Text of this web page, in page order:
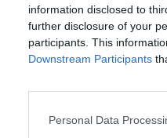
information disclosed to
further disclosure of your
participants. This
Downstream Participants
Personal Data
Aucun
LAISSER UN